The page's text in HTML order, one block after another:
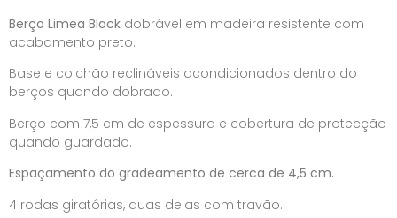
Berço Limea Black dobrável em madeira resistente com
acabamento preto.
Base e colchão reclináveis acondicionados dentro do
berços quando dobrado.
Berço com 7,5 cm de espessura e cobertura de protecção
quando guardado.
Espaçamento do gradeamento de cerca de 4,5 cm.
4 rodas giratórias, duas delas com travão.